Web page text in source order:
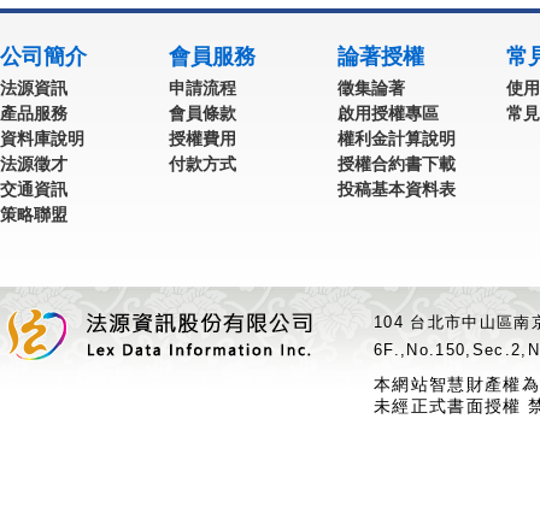
公司簡介
法源資訊
產品服務
資料庫說明
法源徵才
交通資訊
策略聯盟
會員服務
申請流程
會員條款
授權費用
付款方式
論著授權
徵集論著
啟用授權專區
權利金計算說明
授權合約書下載
投稿基本資料表
常
使
常
104 台北市中山區
本網站智慧財產權
未經正式書面授權